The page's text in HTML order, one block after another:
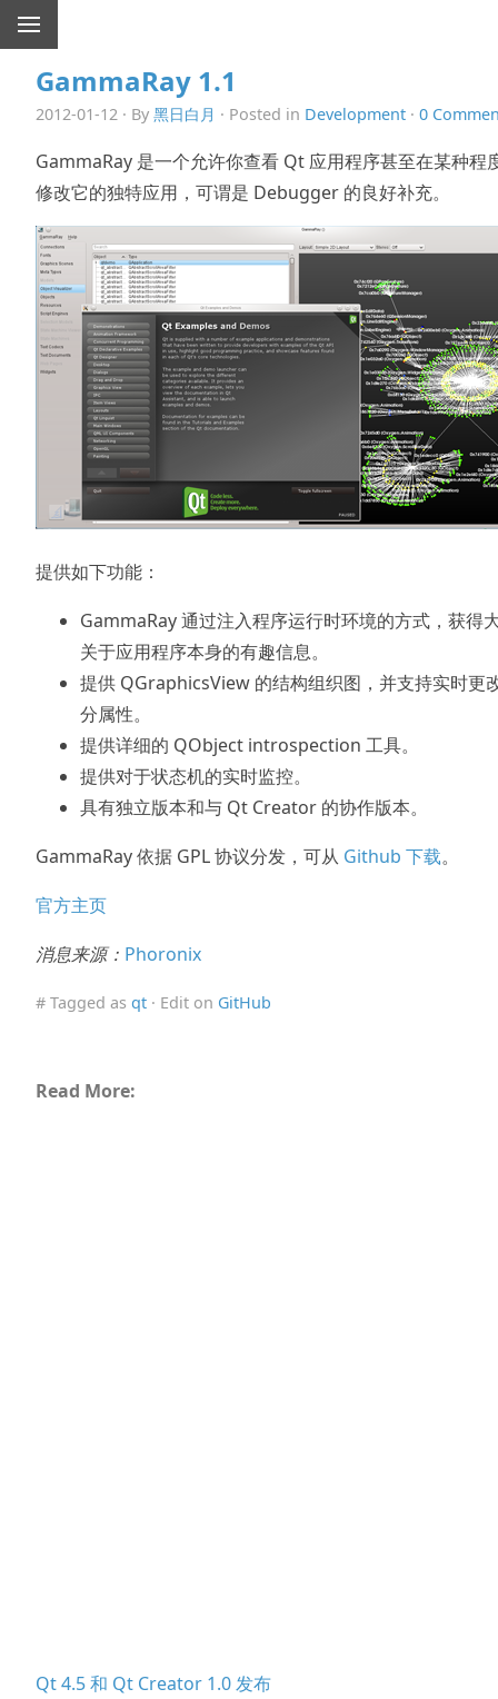
GammaRay 1.1
2012-01-12 · By 黑日白月 · Posted in Development · 0
GammaRay 是一个允许你查看 Qt 应用程序甚至在某种程
修改它的独特应用，可谓是 Debugger 的良好补充。
提供如下功能：
GammaRay 通过注入程序运行时环境的方式，获得
关于应用程序本身的有趣信息。
提供 QGraphicsView 的结构组织图，并支持实时更
分属性。
提供详细的 QObject introspection 工具。
提供对于状态机的实时监控。
具有独立版本和与 Qt Creator 的协作版本。
GammaRay 依据 GPL 协议分发，可从 Github 下载。
官方主页
消息来源： Phoronix
# Tagged as qt · Edit on GitHub
Read More:
Qt 4.5 和 Qt Creator 1.0 发布